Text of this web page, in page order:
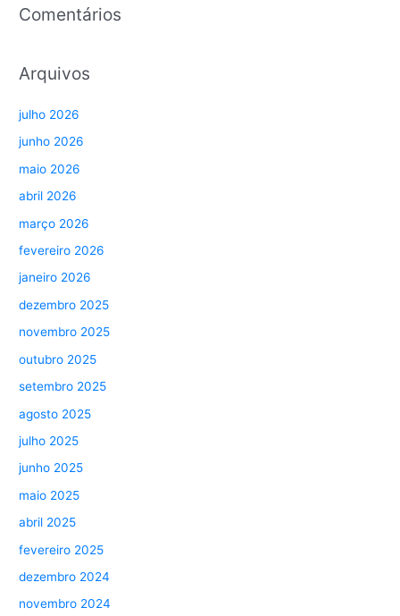
Comentários
Arquivos
julho 2026
junho 2026
maio 2026
abril 2026
março 2026
fevereiro 2026
janeiro 2026
dezembro 2025
novembro 2025
outubro 2025
setembro 2025
agosto 2025
julho 2025
junho 2025
maio 2025
abril 2025
fevereiro 2025
dezembro 2024
novembro 2024